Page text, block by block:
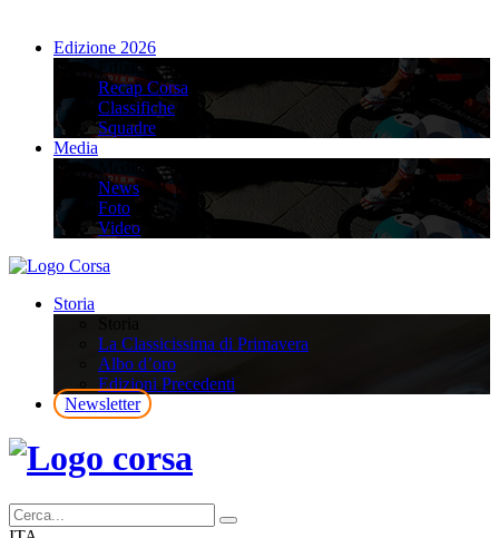
Edizione 2026
Edizione 2026
Recap Corsa
Classifiche
Squadre
Media
Media
News
Foto
Video
Storia
La Classicissima di Primavera
Albo d’oro
Edizioni Precedenti
Newsletter